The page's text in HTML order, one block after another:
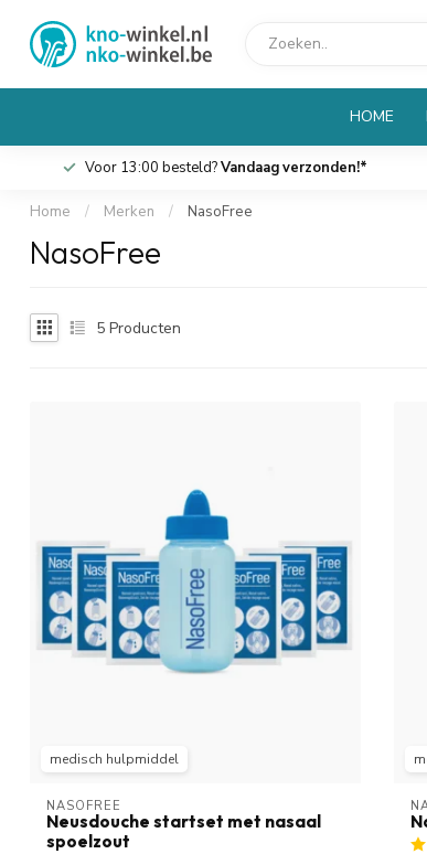
HOME
Voor 13:00 besteld?Vandaag verzonden!*
Home / Merken / NasoFree
NasoFree
5 Producten
medisch hulpmiddel
NASOFREE
Neusdouche startset met nasaal
spoelzout